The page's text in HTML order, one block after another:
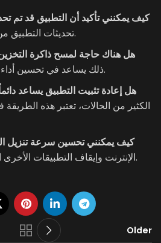
كيف يمكنني تأكيد أن التطبيق قد تم
تحديثات التطبيق من خلال متجر التطبيقات.
هل هناك حاجة لمسح ذاكرة
ذلك يساعد في تحسين أداء التطبيق ومنع المشاكل.
هل إعادة تثبيت التطبيق يساعد
الكثير من الحالات، تعتبر هذه
كيف يمكنني تحسين سرعة تنزيل
الإنترنت وإيقاف التطبيقات الأخرى التي قد تستهلك البيانات.
Older